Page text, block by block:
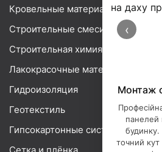
‹
Монтаж
панелей
будинку.
точний
Кровельные материалы
Строительные смеси
Строительная химия
Лакокрасочные материалы
Гидроизоляция
Геотекстиль
Гипсокартонные системы